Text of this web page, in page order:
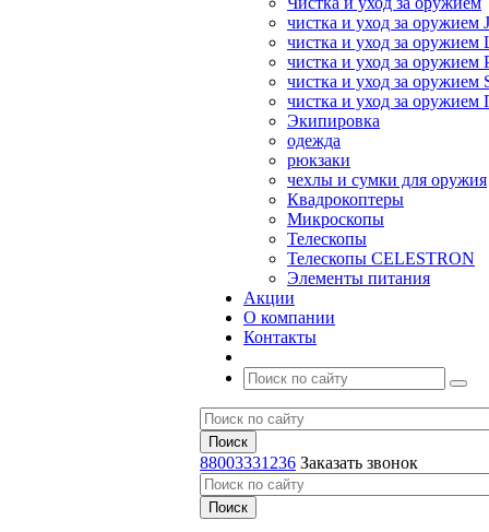
чистка и уход за оружием
чистка и уход за оружием
чистка и уход за оружием
чистка и уход за оружием
чистка и уход за
Экипировка
одежда
рюкзаки
чехлы и сумки для оружия
Квадрокоптеры
Микроскопы
Телескопы
Телескопы CELESTRON
Элементы питания
Акции
О компании
Контакты
88003331236 Заказать звонок